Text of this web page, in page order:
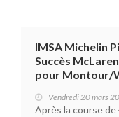
IMSA Michelin
Succès
pour Montour/
Vendredi 20 mars
Après la course